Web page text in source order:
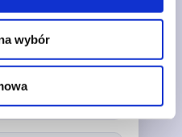
wybór